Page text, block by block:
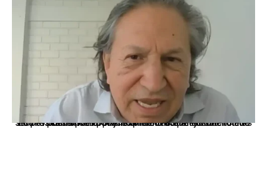
La presidenta Keiko Fujimori informó que la solicitud de indulto presentada por el expresidente Alejandro Toledo será evaluada por la Comisión de Gracias Presidenciales conforme al procedimiento establecido.